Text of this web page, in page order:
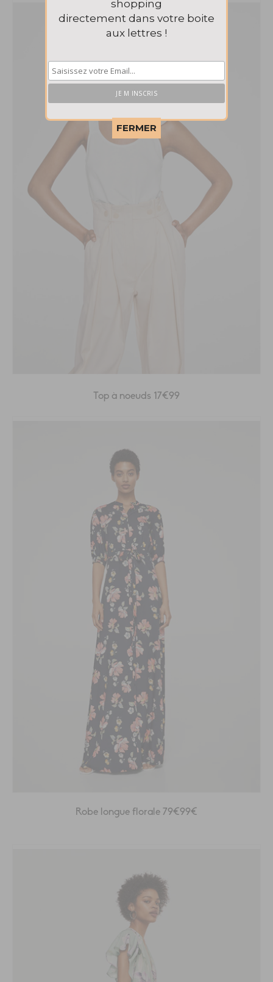
Top à noeuds 17€99
Robe longue florale 79€99€
This popup will close in:57
shopping
directement dans votre boite
aux lettres !
FERMER